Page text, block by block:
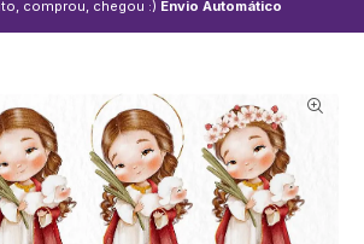
comprou, chegou :) Envio Automático